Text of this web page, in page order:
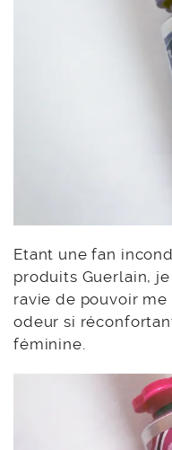
Etant une fan
produits Guerlain,
ravie de pouvoir
odeur si
féminine.